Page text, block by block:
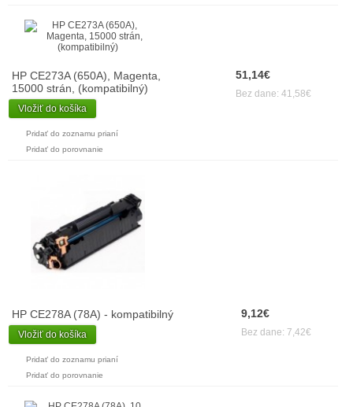
HP CE273A (650A), Magenta,
15000 strán, (kompatibilný)
51,14€
Bez dane: 41,58€
Vložiť do košíka
Pridať do zoznamu prianí
Pridať do porovnanie
HP CE278A (78A) - kompatibilný 9,12€
Bez dane: 7,42€
Vložiť do košíka
Pridať do zoznamu prianí
Pridať do porovnanie